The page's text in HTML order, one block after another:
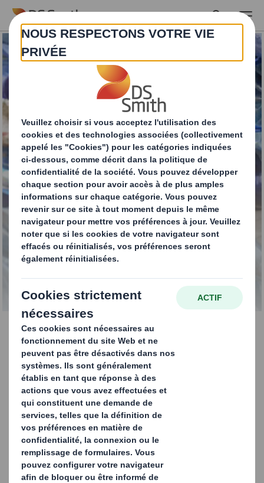
Skip to main content
Notre entreprise de
recyclage plastique
réduit vos déchets
Notre entreprise de
recyclage plastique réduit
vos déchets
Notre service de recyclage du plastique vise
à optimiser vos performances, à simplifier
vos processus et à éviter la mise en décharge